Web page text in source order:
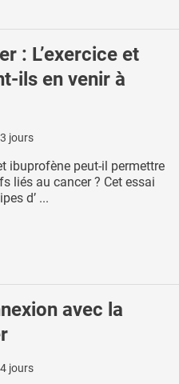
: L’exercice et
ils en venir à
jours
ibuprofène peut-il permettre
liés au cancer ? Cet essai
d’ ...
avec la
jours